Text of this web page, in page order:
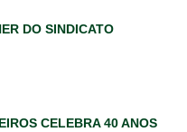
DO SINDICATO
CELEBRA 40 ANOS